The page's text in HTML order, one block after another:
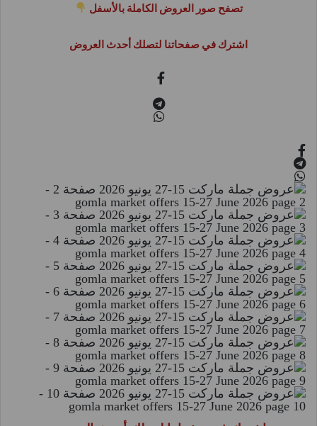
تصفح صور العروض الكاملة بالأسفل
اشترك في صفحاتنا لتصلك أحدث العروض